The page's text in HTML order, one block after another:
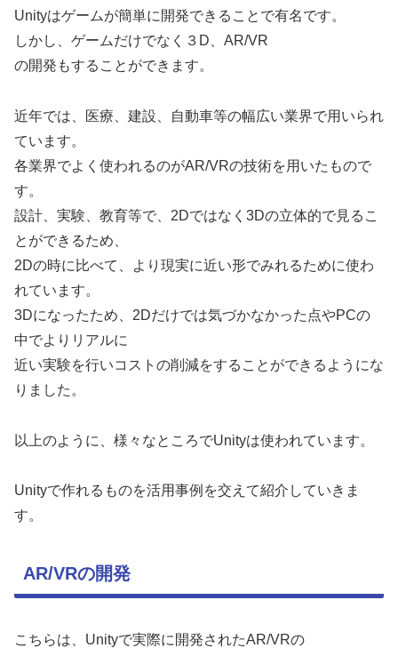
Unityはゲームが簡単に開発できることで有名です。
しかし、ゲームだけでなく３D、AR/VR
の開発もすることができます。
近年では、医療、建設、自動車等の幅広い業界で用いられ
ています。
各業界でよく使われるのがAR/VRの技術を用いたもので
す。
設計、実験、教育等で、2Dではなく3Dの立体的で見るこ
とができるため、
2Dの時に比べて、より現実に近い形でみれるために使わ
れています。
3Dになったため、2Dだけでは気づかなかった点やPCの
中でよりリアルに
近い実験を行いコストの削減をすることができるようにな
りました。
以上のように、様々なところでUnityは使われています。
Unityで作れるものを活用事例を交えて紹介していきま
す。
AR/VRの開発
こちらは、Unityで実際に開発されたAR/VRの